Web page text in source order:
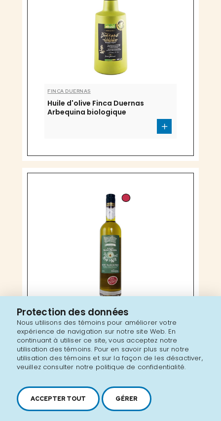
Protection des données
Nous utilisons des témoins pour améliorer votre
expérience de navigation sur notre site Web. En
continuant à utiliser ce site, vous acceptez notre
utilisation des témoins. Pour en savoir plus sur notre
utilisation des témoins et sur la façon de les désactiver,
veuillez consulter notre politique de confidentialité.
ACCEPTER TOUT GÉRER
FINCA DUERNAS
Huile d'olive Finca Duernas
Arbequina biologique
MOULIN SAINT-MICHEL
Huile d'olive Moulin Saint-Michel